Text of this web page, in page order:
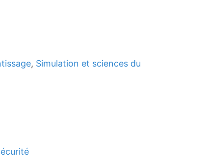
, Simulation et sciences du